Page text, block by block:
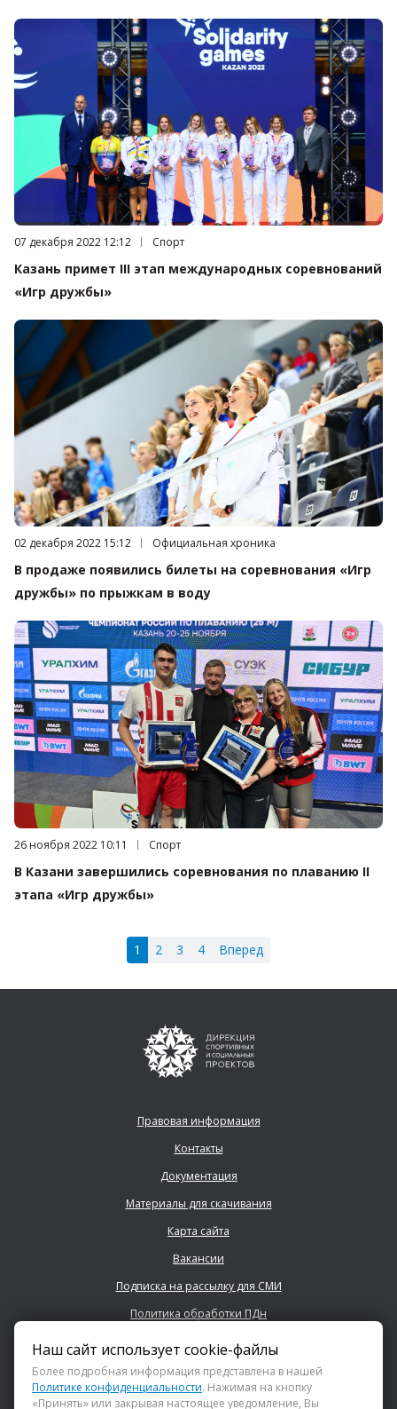
Дата публикации:
07 декабря 2022 12:12 Категория:
Спорт
Казань примет III этап международных соревнований
«Игр дружбы»
Дата публикации:
02 декабря 2022 15:12 Категория:
Официальная хроника
В продаже появились билеты на соревнования «Игр
дружбы» по прыжкам в воду
Дата публикации:
26 ноября 2022 10:11 Категория:
Спорт
В Казани завершились соревнования по плаванию II
этапа «Игр дружбы»
1 2 3 4 Вперед
Правовая информация
Контакты
Документация
Материалы для скачивания
Карта сайта
Вакансии
Подписка на рассылку для СМИ
Политика обработки ПДн
+7 (843) 222 0700
Наш сайт использует cookie-файлы
Более подробная информация представлена в нашей
Политике конфиденциальности. Нажимая на кнопку
«Принять» или закрывая настоящее уведомление, Вы